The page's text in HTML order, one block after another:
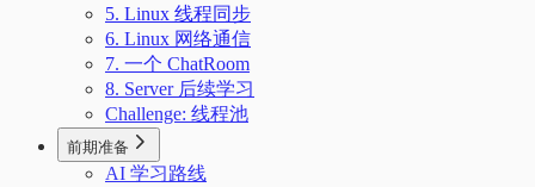
5. Linux 线程同步
6. Linux 网络通信
7. 一个 ChatRoom
8. Server 后续学习
Challenge: 线程池
前期准备
AI 学习路线